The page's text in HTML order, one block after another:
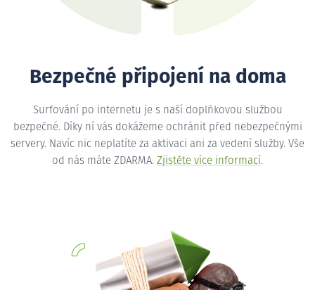
Bezpečné připojení na doma
Surfování po internetu je s naší doplňkovou službou
bezpečné. Díky ní vás dokážeme ochránit před nebezpečnými
servery. Navíc nic neplatíte za aktivaci ani za vedení služby. Vše
od nás máte ZDARMA. Zjistěte více informací.